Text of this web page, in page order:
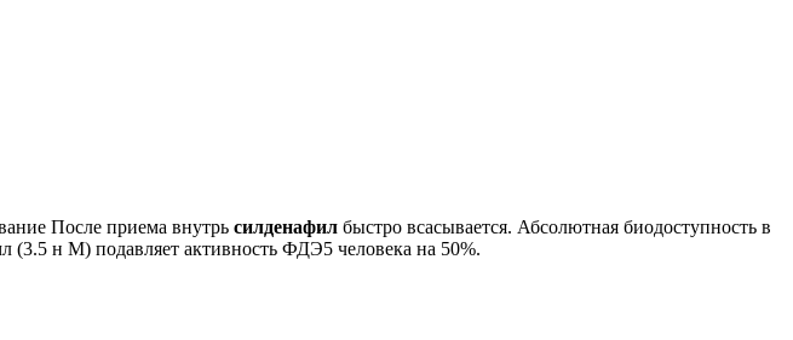
После приема внутрь силденафил быстро всасывается. Абсолютная биодоступность в
(3.5 н М) подавляет активность ФДЭ5 человека на 50%.